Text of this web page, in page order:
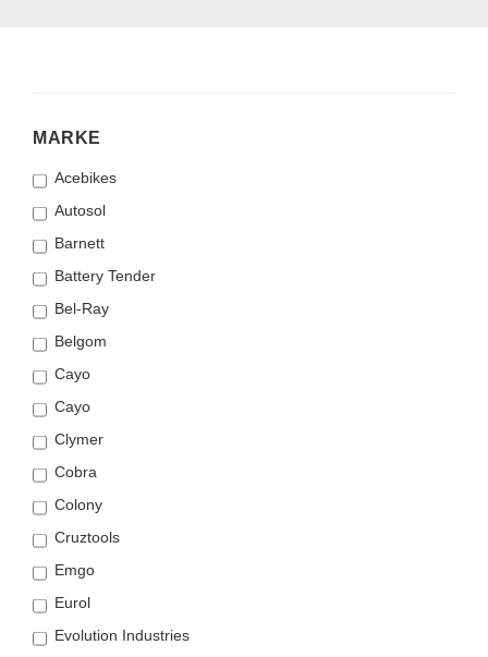
MARKE
MARKE
Acebikes
Autosol
Barnett
Battery Tender
Bel-Ray
Belgom
Cayo
Cayo
Clymer
Cobra
Colony
Cruztools
Emgo
Eurol
Evolution Industries